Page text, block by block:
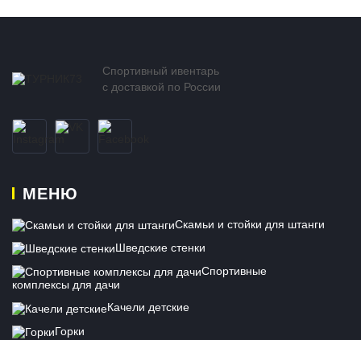
Спортивный ивентарь
с доставкой по России
МЕНЮ
Скамьи и стойки для штанги
Шведские стенки
Спортивные
комплексы для дачи
Качели детские
Горки